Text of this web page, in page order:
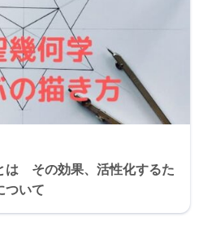
は その効果、活性化するた
ついて